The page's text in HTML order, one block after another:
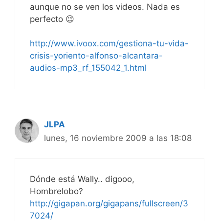
aunque no se ven los videos. Nada es
perfecto 😉
http://www.ivoox.com/gestiona-tu-vida-
crisis-yoriento-alfonso-alcantara-
audios-mp3_rf_155042_1.html
JLPA
lunes, 16 noviembre 2009 a las 18:08
Dónde está Wally.. digooo,
Hombrelobo?
http://gigapan.org/gigapans/fullscreen/3
7024/